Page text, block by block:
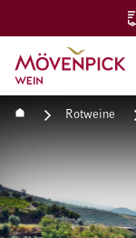
Zur Startseite
Startseite Rotweine